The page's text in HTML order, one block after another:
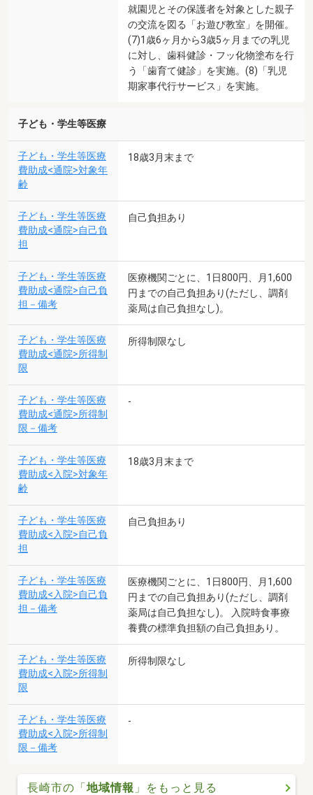
就園児とその保護者を対象とした親子
の交流を図る「お遊び教室」を開催。
(7)1歳6ヶ月から3歳5ヶ月までの乳児
に対し、歯科健診・フッ化物塗布を行
う「歯育て健診」を実施。(8)「乳児
期家事代行サービス」を実施。
子ども・学生等医療
子ども・学生等医療
費助成<通院>対象年
齢
18歳3月末まで
子ども・学生等医療
費助成<通院>自己負
担
自己負担あり
子ども・学生等医療
費助成<通院>自己負
担－備考
医療機関ごとに、1日800円、月1,600
円までの自己負担あり(ただし、調剤
薬局は自己負担なし)。
子ども・学生等医療
費助成<通院>所得制
限
所得制限なし
子ども・学生等医療
費助成<通院>所得制
限－備考
-
子ども・学生等医療
費助成<入院>対象年
齢
18歳3月末まで
子ども・学生等医療
費助成<入院>自己負
担
自己負担あり
子ども・学生等医療
費助成<入院>自己負
担－備考
医療機関ごとに、1日800円、月1,600
円までの自己負担あり(ただし、調剤
薬局は自己負担なし)。 入院時食事療
養費の標準負担額の自己負担あり。
子ども・学生等医療
費助成<入院>所得制
限
所得制限なし
子ども・学生等医療
費助成<入院>所得制
限－備考
-
長崎市の「地域情報 」をもっと見る